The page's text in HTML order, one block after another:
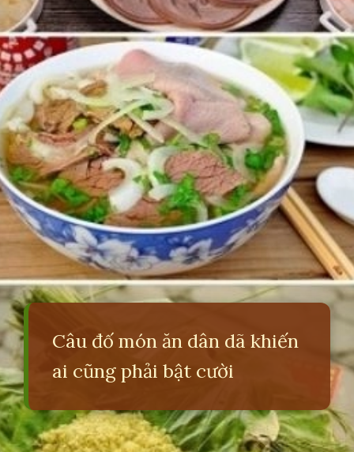
Câu đố món ăn dân dã khiến
ai cũng phải bật cười